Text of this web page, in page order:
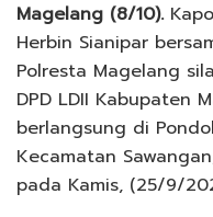
Magelang (8/10).
Herbin Sianipar
Polresta Magelang
DPD LDII Kabupaten
berlangsung di
Kecamatan
pada Kamis, (25/9/